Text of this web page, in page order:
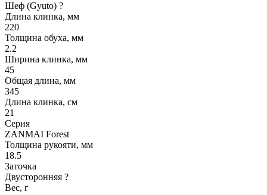
Шеф (Gyuto) ?
Длина клинка, мм
220
Толщина обуха, мм
2.2
Ширина клинка, мм
45
Общая длина, мм
345
Длина клинка, см
21
Серия
ZANMAI Forest
Толщина рукояти, мм
18.5
Заточка
Двусторонняя ?
Вес, г